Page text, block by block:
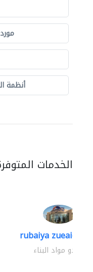
أنظمة
الخدمات
rubaiya zueaid
موردو مواد البناء